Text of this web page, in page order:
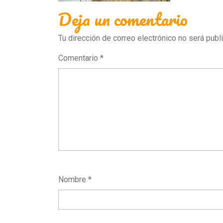
Deja un comentario
Tu dirección de correo electrónico no será
Comentario *
Nombre *